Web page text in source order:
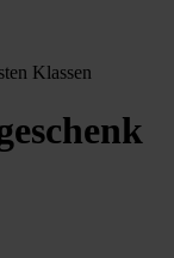
Klassen